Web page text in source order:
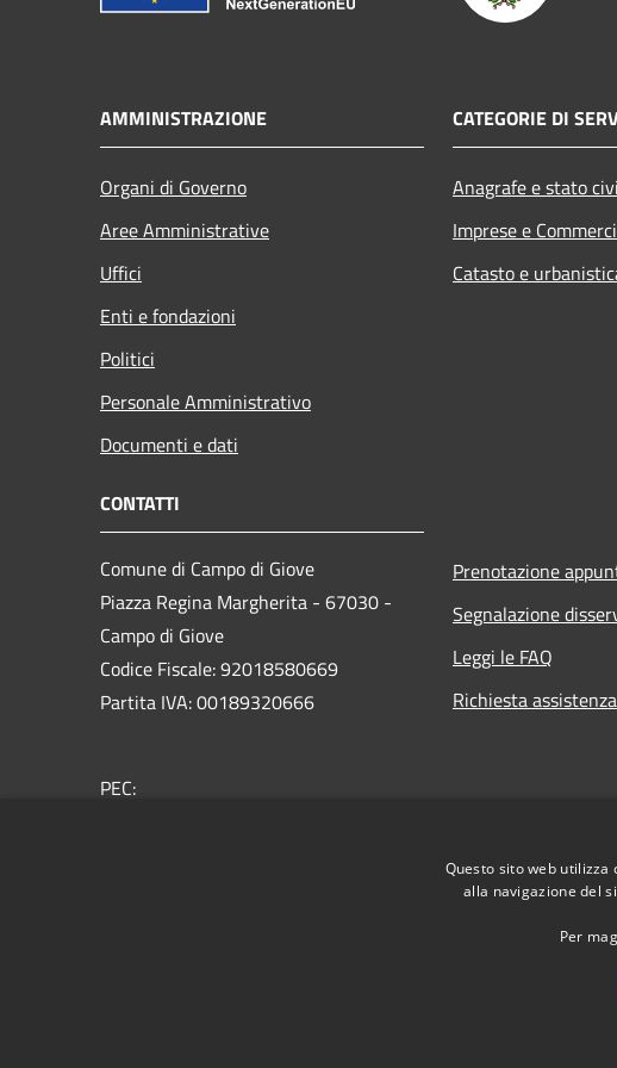
AMMINISTRAZIONE
Organi di Governo
Aree Amministrative
Uffici
Enti e fondazioni
Politici
Personale Amministrativo
Documenti e dati
CATEGORIE DI
Anagrafe e stato
Imprese e
Catasto e
CONTATTI
Comune di Campo di Giove
Piazza Regina Margherita - 67030 -
Campo di Giove
Codice Fiscale: 92018580669
Partita IVA: 00189320666
PEC:
Prenotazione
Segnalazione
Leggi le FAQ
Richiesta assistenza
Questo sito web
alla navigazione del
Per